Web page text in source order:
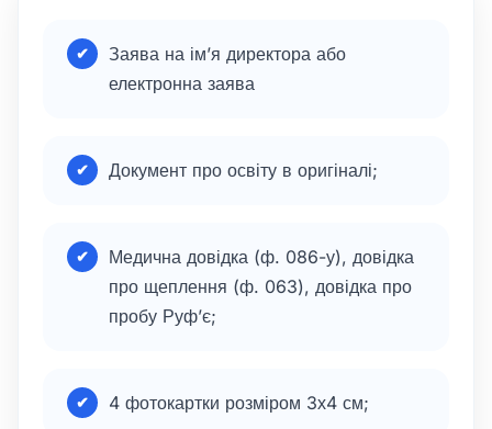
Заява на ім’я директора або
електронна заява
Документ про освіту в оригіналі;
Медична довідка (ф. 086-у), довідка
про щеплення (ф. 063), довідка про
пробу Руфʼє;
4 фотокартки розміром 3х4 см;